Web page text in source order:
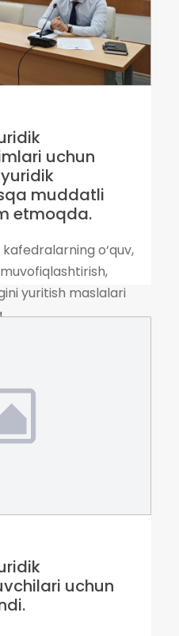
uchun
muddatli
etmoqda.
o‘quv,
yuritish maslalari
uchun